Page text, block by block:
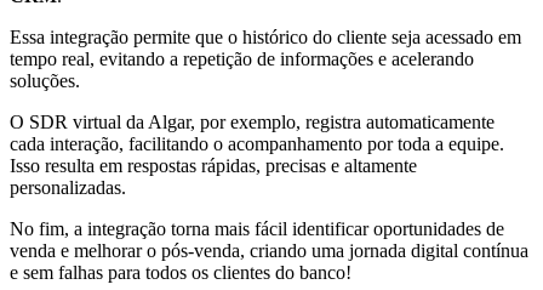
Essa integração permite que o histórico do cliente seja acessado em
tempo real, evitando a repetição de informações e acelerando
soluções.
O SDR virtual da Algar, por exemplo, registra automaticamente
cada interação, facilitando o acompanhamento por toda a equipe.
Isso resulta em respostas rápidas, precisas e altamente
personalizadas.
No fim, a integração torna mais fácil identificar oportunidades de
venda e melhorar o pós-venda, criando uma jornada digital contínua
e sem falhas para todos os clientes do banco!